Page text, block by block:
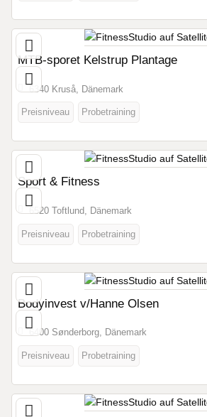
MTB-sporet Kelstrup Plantage
6340 Kruså, Dänemark
Preisniveau Probetraining
Sport & Fitness
6520 Toftlund, Dänemark
Preisniveau Probetraining
Bodyinvest v/Hanne Olsen
6400 Sønderborg, Dänemark
Preisniveau Probetraining